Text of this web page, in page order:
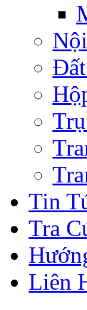
Tin
Tra
Liên